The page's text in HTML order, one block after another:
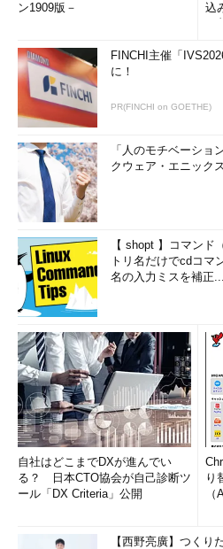
ン1909版－
込
FINCHI主催「
に！
PR(FINCHI on GOETHE)
「人のモチベーショ
クウェア・エニック
【 shopt 】コマン
トリ名だけでcdコマ
名の入力ミスを補正...
自社はどこまでDXが進んでい
る？ 日本CTO協会が自己診断ツ
ール「DX Criteria」公開
り
【西野亮廣】つくり